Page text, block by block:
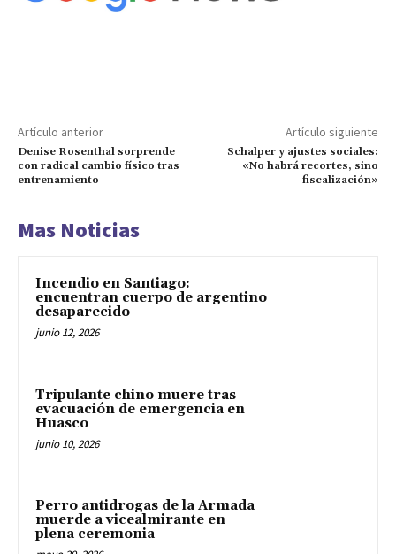
Artículo anterior
Denise Rosenthal sorprende
con radical cambio físico tras
entrenamiento
Artículo siguiente
Schalper y ajustes sociales:
«No habrá recortes, sino
fiscalización»
Mas Noticias
Incendio en Santiago:
encuentran cuerpo de argentino
desaparecido
junio 12, 2026
Tripulante chino muere tras
evacuación de emergencia en
Huasco
junio 10, 2026
Perro antidrogas de la Armada
muerde a vicealmirante en
plena ceremonia